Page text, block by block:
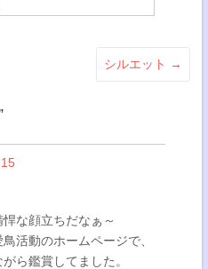
シルエット →
な顔立ちだなぁ～
活動のホームページで、
ら鑑賞してました。